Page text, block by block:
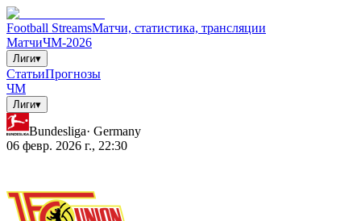
Football StreamsМатчи, статистика, трансляции
МатчиЧМ-2026
Лиги▾
СтатьиПрогнозы
ЧМ
Лиги▾
Bundesliga· Germany
06 февр. 2026 г., 22:30